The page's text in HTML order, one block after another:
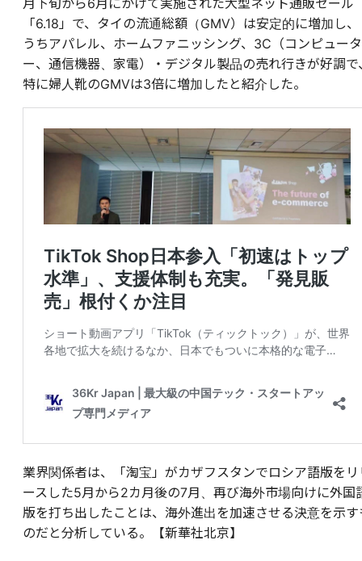
月下旬から6月にかけて実施された大型ネット通販セール
「6.18」で、タイの流通総額（GMV）は安定的に増加し、
うちアパレル、ホームファニッシング、3C（コンピュータ
ー、通信機器、家電）・デジタル製品の売れ行きが好調で
特に婦人靴のGMVは3倍に増加したと紹介した。
業界関係者は、「淘宝」がカザフスタンでロシア語版をリ
ースした5月から2カ月後の7月、再び海外市場向けに外国
版を打ち出したことは、海外進出を加速させる決意を示す
のだと分析している。【新華社北京】